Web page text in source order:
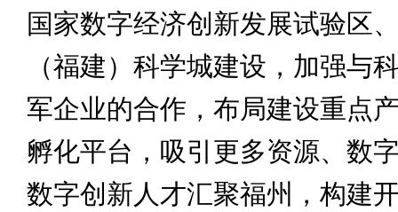
国家数字经济创新发展试验区
（福建）科学城建设，加强与
军企业的合作，布局建设重点
孵化平台，吸引更多资源、数
数字创新人才汇聚福州，构建